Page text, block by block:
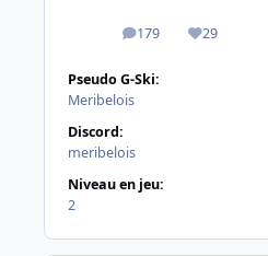
179
messages29
Réputation
Pseudo G-Ski:
Meribelois
Discord:
meribelois
Niveau en jeu:
2